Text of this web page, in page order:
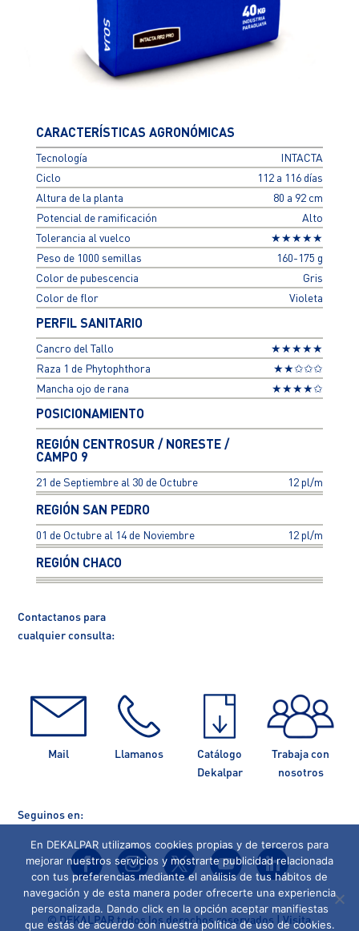
CARACTERÍSTICAS AGRONÓMICAS
Tecnología
INTACTA
Ciclo
112 a 116 días
Altura de la planta
80 a 92 cm
Potencial de ramificación
Alto
Tolerancia al vuelco
★★★★★
Peso de 1000 semillas
160-175 g
Color de pubescencia
Gris
Color de flor
Violeta
PERFIL SANITARIO
Cancro del Tallo
★★★★★
Raza 1 de Phytophthora
★★✩✩✩
Mancha ojo de rana
★★★★✩
POSICIONAMIENTO
REGIÓN CENTROSUR / NORESTE /
CAMPO 9
21 de Septiembre al 30 de Octubre 12 pl/m
REGIÓN SAN PEDRO
01 de Octubre al 14 de Noviembre 12 pl/m
REGIÓN CHACO
Contactanos para
cualquier consulta:
Mail Llamanos
Catálogo
Dekalpar
Trabaja con
nosotros
Seguinos en:
© DEKALPAR todos los derechos reservados | Visita
En DEKALPAR utilizamos cookies propias y de terceros para
mejorar nuestros servicios y mostrarte publicidad relacionada
con tus preferencias mediante el análisis de tus hábitos de
navegación y de esta manera poder ofrecerte una experiencia
personalizada. Dando click en la opción aceptar manifiestas
que estás de acuerdo con nuestra política de uso de cookies.